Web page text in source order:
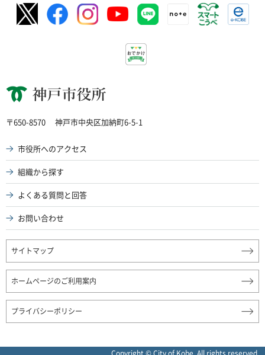
神戸市役所
〒650-8570 神戸市中央区加納町6-5-1
市役所へのアクセス
組織から探す
よくある質問と回答
お問い合わせ
サイトマップ
ホームページのご利用案内
プライバシーポリシー